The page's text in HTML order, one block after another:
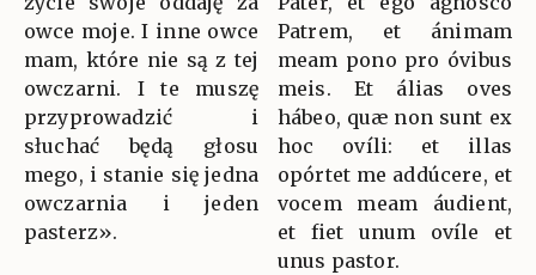
owce moje. I inne owce
mam, które nie są z tej
owczarni. I te muszę
przyprowadzić i
słuchać będą głosu
mego, i stanie się jedna
owczarnia i jeden
pasterz».
Patrem, et ánimam
meam pono pro óvibus
meis. Et álias oves
hábeo, quæ non sunt ex
hoc ovíli: et illas
opórtet me addúcere, et
vocem meam áudient,
et fiet unum ovíle et
unus pastor.